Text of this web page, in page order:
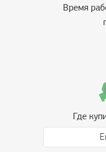
Время
Где